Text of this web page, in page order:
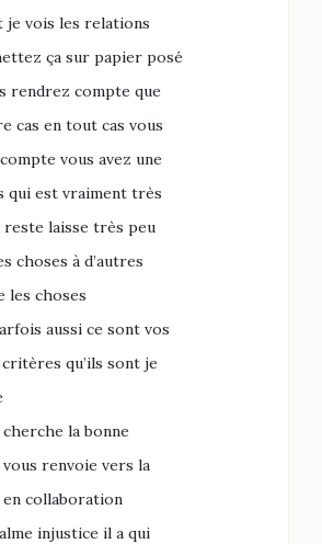
je vois les relations
ça sur papier posé
rendrez compte que
cas en tout cas vous
vous avez une
qui est vraiment très
laisse très peu
choses à d’autres
les choses
aussi ce sont vos
qu’ils sont je
la bonne
renvoie vers la
en collaboration
injustice il a qui